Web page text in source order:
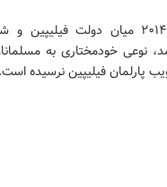
توافقی که در سال ۲۰۱۴ میان دولت
نوعی خودمختاری به
پارلمان فیلیپین نرسیده است.